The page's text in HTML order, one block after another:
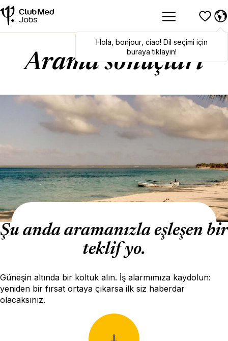
Hola,bonjour,ciao! To switch
languages, click here!
Hola bonjour, ciao! Dil seçimi için
buraya tıklayın!
Arama sonuçları
Şu anda aramanızla eşleşen bir
teklif yo.
Güneşin altında bir koltuk alın. İş alarmımıza kaydolun:
yeniden bir fırsat ortaya çıkarsa ilk siz haberdar
olacaksınız.